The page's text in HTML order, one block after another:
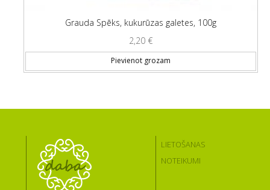
Grauda Spēks, kukurūzas galetes, 100g
2,20 €
Pievienot grozam
LIETOŠANAS
NOTEIKUMI